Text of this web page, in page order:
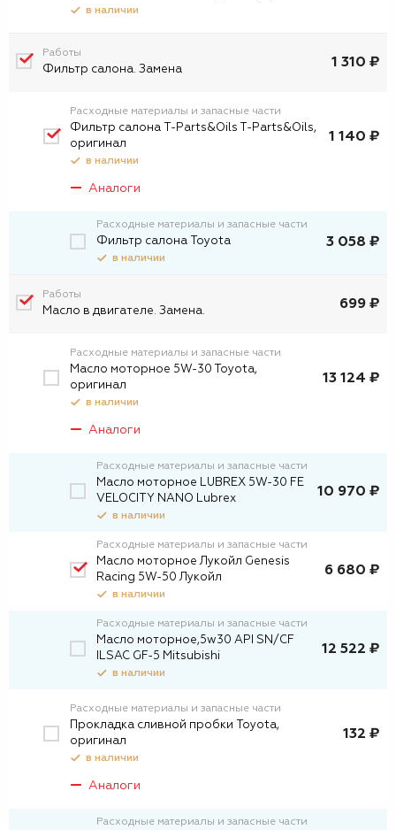
в наличии
Работы
Фильтр салона. Замена 1 310 ₽
Расходные материалы и запасные части
Фильтр салона T-Parts&Oils T-Parts&Oils,
оригинал
в наличии
1 140 ₽
Аналоги
Расходные материалы и запасные части
Фильтр салона Toyota
в наличии
3 058 ₽
Работы
Масло в двигателе. Замена. 699 ₽
Расходные материалы и запасные части
Масло моторное 5W-30 Toyota,
оригинал
в наличии
13 124 ₽
Аналоги
Расходные материалы и запасные части
Масло моторное LUBREX 5W-30 FE
VELOCITY NANO Lubrex
в наличии
10 970 ₽
Расходные материалы и запасные части
Масло моторное Лукойл Genesis
Racing 5W-50 Лукойл
в наличии
6 680 ₽
Расходные материалы и запасные части
Масло моторное,5w30 API SN/CF
ILSAC GF-5 Mitsubishi
в наличии
12 522 ₽
Расходные материалы и запасные части
Прокладка сливной пробки Toyota,
оригинал
в наличии
132 ₽
Аналоги
Расходные материалы и запасные части